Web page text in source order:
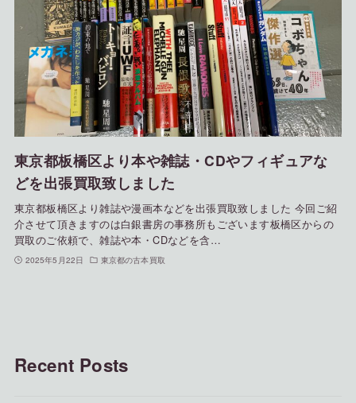
東京都板橋区より本や雑誌・CDやフィギュアな
どを出張買取致しました
東京都板橋区より雑誌や漫画本などを出張買取致しました 今回ご紹
介させて頂きますのは白銀書房の事務所もございます板橋区からの
買取のご依頼で、雑誌や本・CDなどを含…
2025年5月22日 東京都の古本買取
Recent Posts